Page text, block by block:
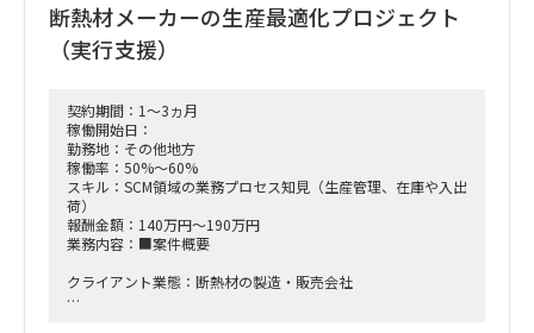
・(月)リモート（夕方に移動して宇都宮）
・(火)宇都宮
・(水)宇都宮
■募集人数：2名
■稼働開始日：2025年4月～ 長期を想定
■面談回数：基本1回
■備考 ・宿泊・交通費は実費精算。ただし単価に含むことも
断熱材メーカーの生産最適化プロジェクト
（実行支援）
契約期間：1～3ヵ月
稼働開始日：
勤務地：その他地方
稼働率：50%～60%
スキル：SCM領域の業務プロセス知見（生産管理、在庫や入出
荷）
報酬金額：140万円～190万円
業務内容：■案件概要
クライアント業態：断熱材の製造・販売会社